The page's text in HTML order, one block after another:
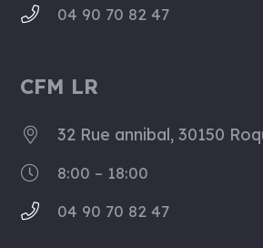
04 90 70 82 47
CFM LR
32 Rue annibal, 30150
8:00 – 18:00
04 90 70 82 47